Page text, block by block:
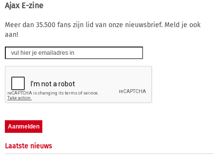
Ajax E-zine
Meer dan 35.500 fans zijn lid van onze nieuwsbrief. Meld je ook
aan!
Laatste nieuws